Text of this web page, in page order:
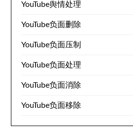
YouTube舆情处理
YouTube负面删除
YouTube负面压制
YouTube负面处理
YouTube负面消除
YouTube负面移除